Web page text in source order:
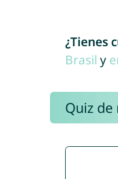
¿Tienes
Brasil y
Quiz de